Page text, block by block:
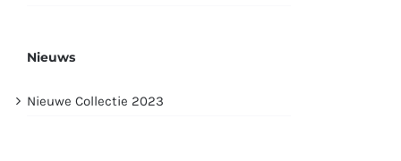
Nieuws
Nieuwe Collectie 2023